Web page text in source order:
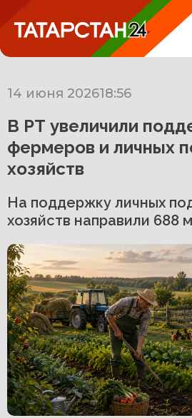
14 июня 202618:56
В РТ увеличили
фермеров и личных
хозяйств
На поддержку личных
хозяйств направили 688